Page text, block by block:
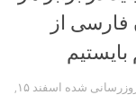
فارسی از
شده
اسفند ۱۵,